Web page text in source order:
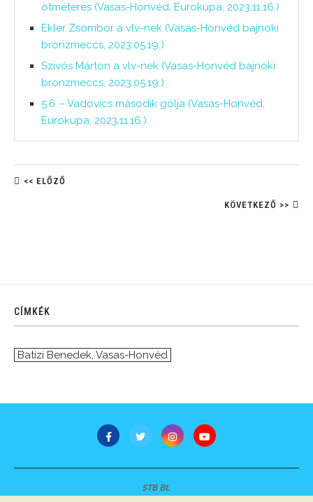
ötméteres (Vasas-Honvéd, Eurokupa, 2023.11.16.)
Ekler Zsombor a vlv-nek (Vasas-Honvéd bajnoki
bronzmeccs, 2023.05.19.)
Szivós Márton a vlv-nek (Vasas-Honvéd bajnoki
bronzmeccs, 2023.05.19.)
5:6 – Vadovics második gólja (Vasas-Honvéd,
Eurokupa, 2023.11.16.)
<< ELŐZŐ
KÖVETKEZŐ >>
CÍMKÉK
Batizi Benedek, Vasas-Honvéd
STB Bt.